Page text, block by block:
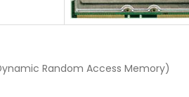
Random Access Memory)